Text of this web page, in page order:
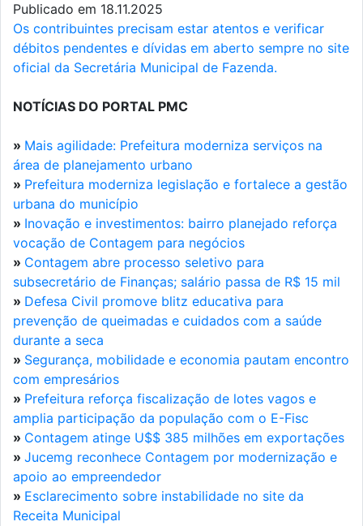
Publicado em 18.11.2025
Os contribuintes precisam estar atentos e verificar
débitos pendentes e dívidas em aberto sempre no site
oficial da Secretária Municipal de Fazenda.
NOTÍCIAS DO PORTAL PMC
» Mais agilidade: Prefeitura moderniza serviços na
área de planejamento urbano
» Prefeitura moderniza legislação e fortalece a gestão
urbana do município
» Inovação e investimentos: bairro planejado reforça
vocação de Contagem para negócios
» Contagem abre processo seletivo para
subsecretário de Finanças; salário passa de R$ 15 mil
» Defesa Civil promove blitz educativa para
prevenção de queimadas e cuidados com a saúde
durante a seca
» Segurança, mobilidade e economia pautam encontro
com empresários
» Prefeitura reforça fiscalização de lotes vagos e
amplia participação da população com o E-Fisc
» Contagem atinge U$$ 385 milhões em exportações
» Jucemg reconhece Contagem por modernização e
apoio ao empreendedor
» Esclarecimento sobre instabilidade no site da
Receita Municipal